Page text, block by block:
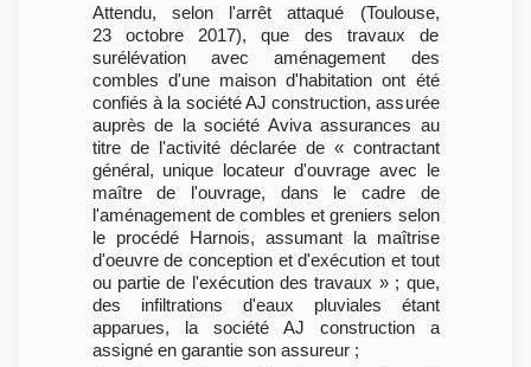
Attendu, selon l'arrêt attaqué (Toulouse,
23 octobre 2017), que des travaux de
surélévation avec aménagement des
combles d'une maison d'habitation ont été
confiés à la société AJ construction, assurée
auprès de la société Aviva assurances au
titre de l'activité déclarée de « contractant
général, unique locateur d'ouvrage avec le
maître de l'ouvrage, dans le cadre de
l'aménagement de combles et greniers selon
le procédé Harnois, assumant la maîtrise
d'oeuvre de conception et d'exécution et tout
ou partie de l'exécution des travaux » ; que,
des infiltrations d'eaux pluviales étant
apparues, la société AJ construction a
assigné en garantie son assureur ;